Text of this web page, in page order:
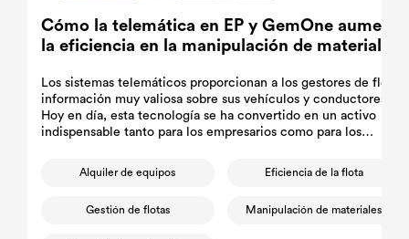
Cómo la telemática en EP y GemOne aumenta
la eficiencia en la manipulación de materiales
Los sistemas telemáticos proporcionan a los gestores de flotas
información muy valiosa sobre sus vehículos y conductores.
Hoy en día, esta tecnología se ha convertido en un activo
indispensable tanto para los empresarios como para los
informadas destinadas a mejorar la eficiencia y la seguridad de
las flotas.
Alquiler de equipos Eficiencia de la flota
Gestión de flotas Manipulación de materiales